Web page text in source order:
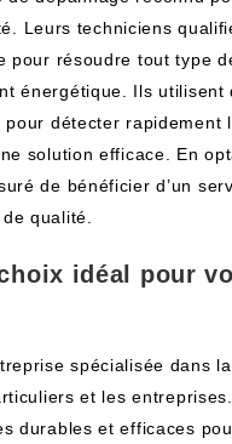
Leurs techniciens
pour résoudre tout type
énergétique. Ils utilisent
détecter rapidement
solution efficace. En
de bénéficier d’un
qualité.
idéal pour
spécialisée dans
et les
durables et efficaces